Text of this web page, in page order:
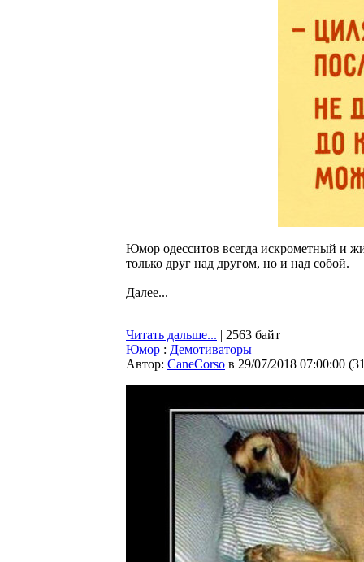
Юмор одесситов всегда искрометный и
только друг над другом, но и над собой.
Далее...
Читать дальше... | 2563 байт
Юмор : Демотиваторы
Автор: CaneCorso в 29/07/2018 07:00:00 (